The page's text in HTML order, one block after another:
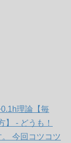
理論【毎
】 - どうも！
今回コツコツ